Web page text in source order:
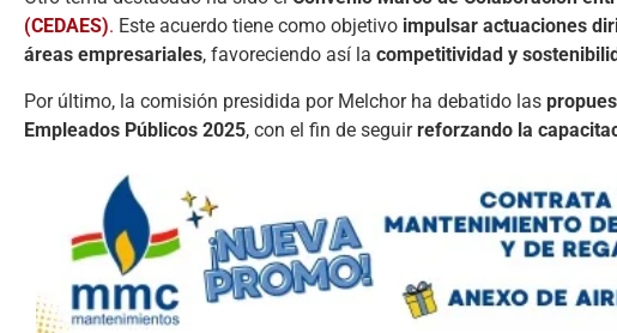
(CEDAES). Este acuerdo tiene como objetivo impulsar actuaciones
áreas empresariales, favoreciendo así la competitividad y
Por último, la comisión presidida por Melchor ha debatido las
Empleados Públicos 2025, con el fin de seguirreforzando la